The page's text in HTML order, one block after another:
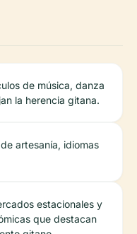
de música, danza
la herencia gitana.
artesanía, idiomas
estacionales y
que destacan